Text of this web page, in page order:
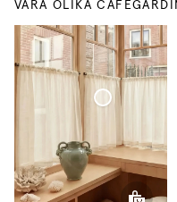
VÅRA OLIKA